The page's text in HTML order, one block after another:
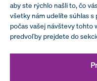
aby ste rýchlo našli to, čo
všetky nám udelíte súhlas
počas vašej návštevy tohto
predvoľby prejdete do
Podmienky
Prehlásenie vedenia
bezpečnosti informácií